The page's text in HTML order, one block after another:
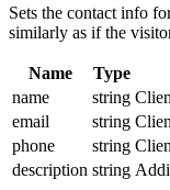
Sets the contact info
similarly as if the
Name Type
name
string
email
string
phone
string
description string